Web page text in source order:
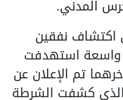
المدني.
اكتشاف نفقين
واسعة استهدفت
تم الإعلان عن
كشفت الشرطة